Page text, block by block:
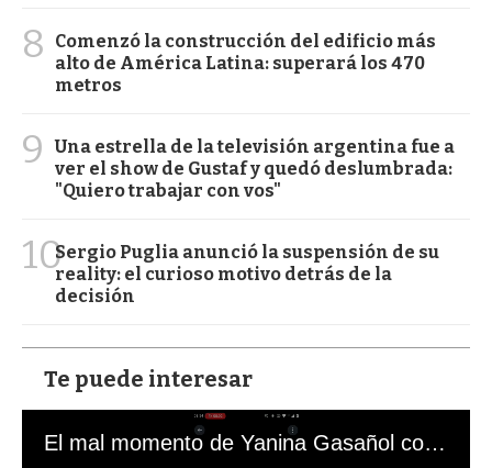
8
Comenzó la construcción del edificio más
alto de América Latina: superará los 470
metros
9
Una estrella de la televisión argentina fue a
ver el show de Gustaf y quedó deslumbrada:
"Quiero trabajar con vos"
10Sergio Puglia anunció la suspensión de su
reality: el curioso motivo detrás de la
decisión
Te puede interesar
El mal momento de Yanina Gasañol con un hincha argentino en "Subrayado"